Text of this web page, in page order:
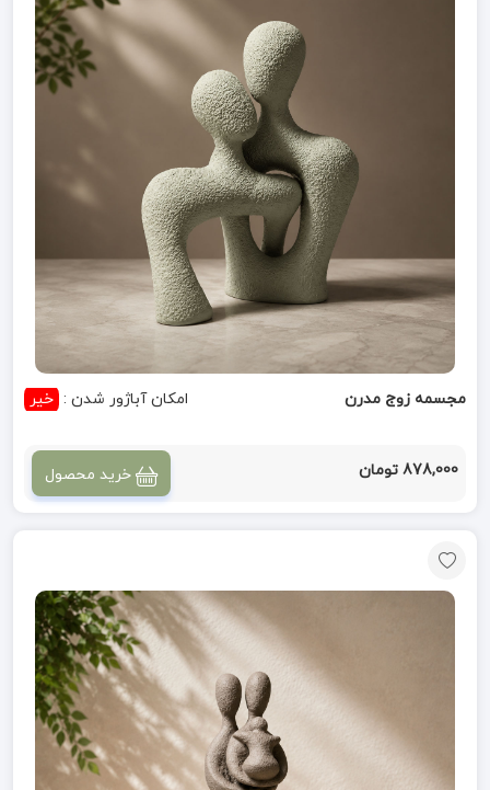
مجسمه زوج مدرن امکان آباژور شدن : خیر
878,000 تومان خرید محصول